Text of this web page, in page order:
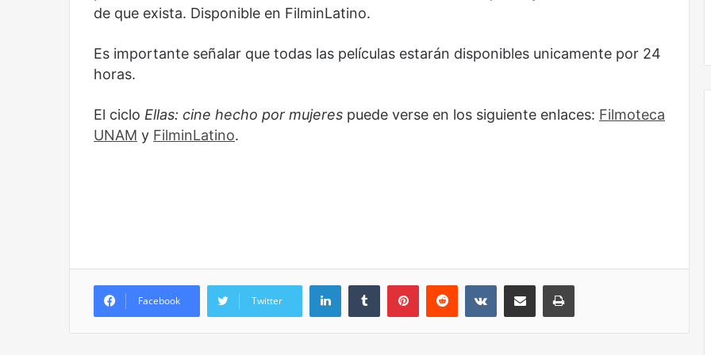
de que exista. Disponible en FilminLatino.
Es importante señalar que todas las películas estarán disponibles unicamente por 24
horas.
El ciclo Ellas: cine hecho por mujeres puede verse en los siguiente enlaces: Filmoteca
UNAM y FilminLatino.
Facebook Twitter
LinkedInTumblrPinterestRedditVKontakte
Share via EmailPrint